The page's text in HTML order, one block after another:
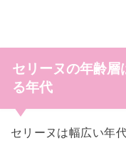
セリーヌの年齢層
る年代
セリーヌは幅広い年